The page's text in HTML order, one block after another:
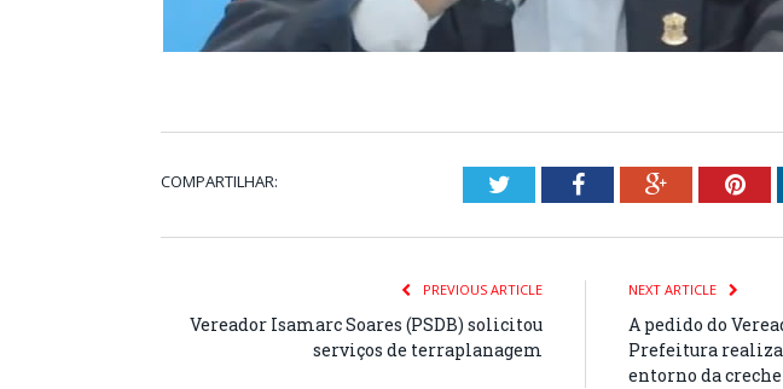
COMPARTILHAR: TwitterFacebookGoogle+
PREVIOUS ARTICLE
Vereador Isamarc Soares (PSDB) solicitou
serviços de terraplanagem
NEXT ARTICLE
A pedido do
Prefeitura
entorno da